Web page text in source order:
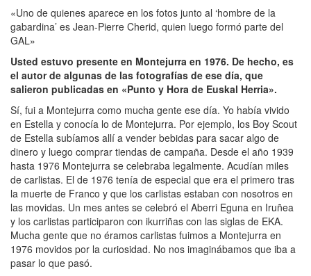
«Uno de quienes aparece en los fotos junto al ‘hombre de la
gabardina’ es Jean-Pierre Cherid, quien luego formó parte del
GAL»
Usted estuvo presente en Montejurra en 1976. De hecho, es
el autor de algunas de las fotografías de ese día, que
salieron publicadas en «Punto y Hora de Euskal Herria».
Sí, fui a Montejurra como mucha gente ese día. Yo había vivido
en Estella y conocía lo de Montejurra. Por ejemplo, los Boy Scout
de Estella subíamos allí a vender bebidas para sacar algo de
dinero y luego comprar tiendas de campaña. Desde el año 1939
hasta 1976 Montejurra se celebraba legalmente. Acudían miles
de carlistas. El de 1976 tenía de especial que era el primero tras
la muerte de Franco y que los carlistas estaban con nosotros en
las movidas. Un mes antes se celebró el Aberri Eguna en Iruñea
y los carlistas participaron con ikurriñas con las siglas de EKA.
Mucha gente que no éramos carlistas fuimos a Montejurra en
1976 movidos por la curiosidad. No nos imaginábamos que iba a
pasar lo que pasó.